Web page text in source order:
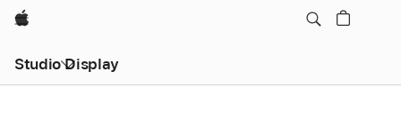
Apple
Studio Display